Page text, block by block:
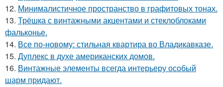
12. Минималистичное пространство в графитовых тонах.
13. Трёшка с винтажными акцентами и стеклоблоками
фальконье.
14. Все по-новому: стильная квартира во Владикавказе.
15. Дуплекс в духе американских домов.
16. Винтажные элементы всегда интерьеру особый
шарм придают.